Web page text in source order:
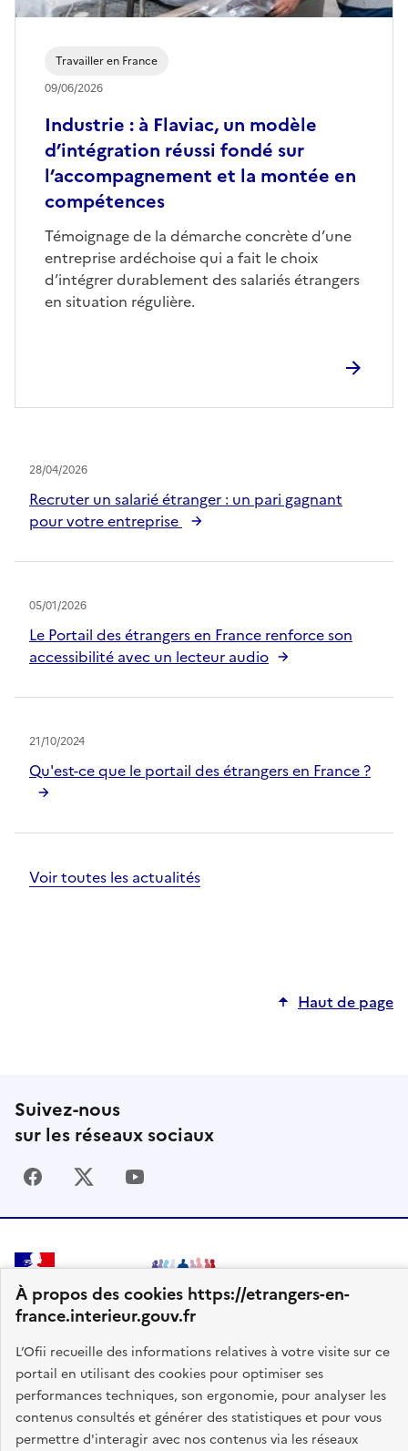
À propos des cookies https://etrangers-en-
france.interieur.gouv.fr
L’Ofii recueille des informations relatives à votre visite sur ce
portail en utilisant des cookies pour optimiser ses
performances techniques, son ergonomie, pour analyser les
contenus consultés et générer des statistiques et pour vous
permettre d'interagir avec nos contenus via les réseaux
Industrie : à Flaviac, un modèle
d’intégration réussi fondé sur
l’accompagnement et la montée en
compétences
Témoignage de la démarche concrète d’une
entreprise ardéchoise qui a fait le choix
d’intégrer durablement des salariés étrangers
en situation régulière.
Travailler en France
09/06/2026
28/04/2026
Recruter un salarié étranger : un pari gagnant
pour votre entreprise
05/01/2026
Le Portail des étrangers en France renforce son
accessibilité avec un lecteur audio
21/10/2024
Qu'est-ce que le portail des étrangers en France ?
Voir toutes les actualités
Haut de page
Suivez-nous
sur les réseaux sociaux
facebook X (Twitter)
RÉPUBLIQUE
FRANÇAISE
ofii.fr
administration-etrangers-en-france.interieur.gouv.fr